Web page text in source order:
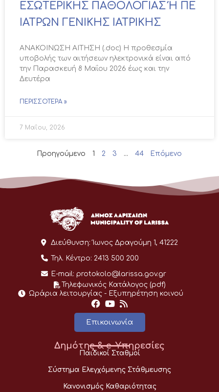
ΕΣΩΤΕΡΙΚΗΣ ΠΑΘΟΛΟΓΙΑΣ Ή ΠΕ
ΙΑΤΡΩΝ ΓΕΝΙΚΗΣ ΙΑΤΡΙΚΗΣ
ΑΝΑΚΟΙΝΩΣΗ ΑΙΤΗΣΗ (.doc) Η προθεσμία
υποβολής των αιτήσεων ηλεκτρονικά είναι από
την Παρασκευή 8 Μαΐου 2026 έως και την
Δευτέρα
ΠΕΡΙΣΣΌΤΕΡΑ »
7 Μαΐου, 2026
Προηγούμενο 1 2 3 … 44 Επόμενο
Διεύθυνση: Ίωνος Δραγούμη 1, 41222
Τηλ. Κέντρο: 2413 500 200
E-mail: protokolo@larissa.gov.gr
Τηλεφωνικός Κατάλογος (pdf)
Ωράρια λειτουργίας - Eξυπηρέτηση κοινού
Επικοινωνία
Δημότης & e-Υπηρεσίες
Παιδικοί Σταθμοί
Σύστημα Ελεγχόμενης Στάθμευσης
Κανονισμός Καθαριότητας